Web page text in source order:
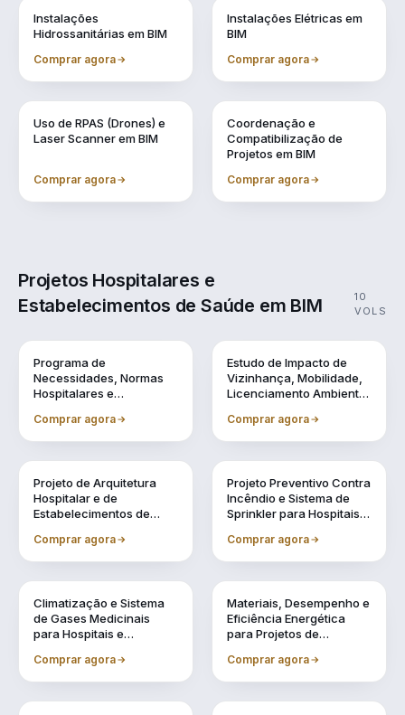
Instalações
Hidrossanitárias em BIM
Comprar agora
Instalações Elétricas em
BIM
Comprar agora
Uso de RPAS (Drones) e
Laser Scanner em BIM
Comprar agora
Coordenação e
Compatibilização de
Projetos em BIM
Comprar agora
Projetos Hospitalares e
Estabelecimentos de Saúde em BIM
10
VOLS
Programa de
Necessidades, Normas
Hospitalares e
Equipamentos Médicos
Comprar agora
Estudo de Impacto de
Vizinhança, Mobilidade,
Licenciamento Ambiental
Comprar agora
Projeto de Arquitetura
Hospitalar e de
Estabelecimentos de
Comprar agora
Projeto Preventivo Contra
Incêndio e Sistema de
Sprinkler para Hospitais e
Saúde
Comprar agora
Climatização e Sistema
de Gases Medicinais
para Hospitais e
Saúde em BIM
Comprar agora
Materiais, Desempenho e
Eficiência Energética
para Projetos de
Saúde
Comprar agora